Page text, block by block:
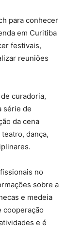
para conhecer
em Curitiba
festivais,
reuniões
de curadoria,
série de
da cena
dança,
no
sobre a
e medeia
cooperação
e é